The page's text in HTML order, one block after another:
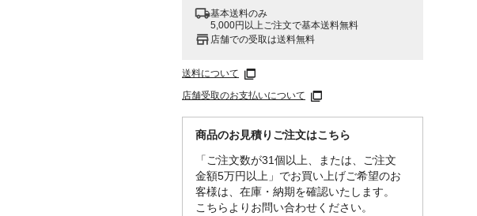
基本送料のみ
5,000円以上ご注文で基本送料無料
店舗での受取は送料無料
送料について
店舗受取のお支払いについて
商品のお見積りご注文はこちら
「ご注文数が31個以上、または、ご注文
金額5万円以上」でお買い上げご希望のお
客様は、在庫・納期を確認いたします。
こちらよりお問い合わせください。